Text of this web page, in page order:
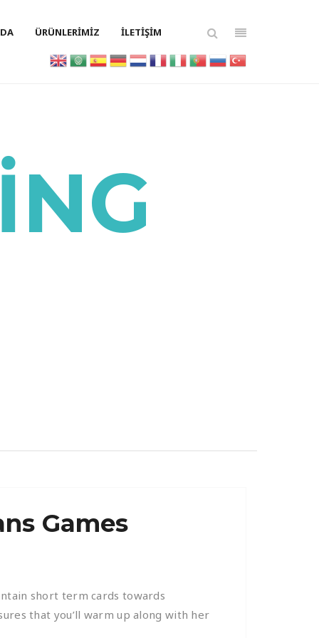
ÜRÜNLERIMIZ İLETIŞIM
Games
short term cards towards
that you’ll warm up along with her